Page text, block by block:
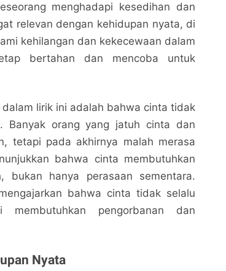
menghadapi kesedihan dan
relevan dengan kehidupan nyata, di
kehilangan dan kekecewaan dalam
bertahan dan mencoba untuk
lirik ini adalah bahwa cinta tidak
Banyak orang yang jatuh cinta dan
tetapi pada akhirnya malah merasa
bahwa cinta membutuhkan
bukan hanya perasaan sementara.
bahwa cinta tidak selalu
pengorbanan dan
Nyata